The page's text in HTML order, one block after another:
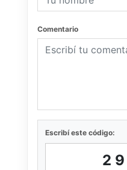
Comentario
Escribí este código: